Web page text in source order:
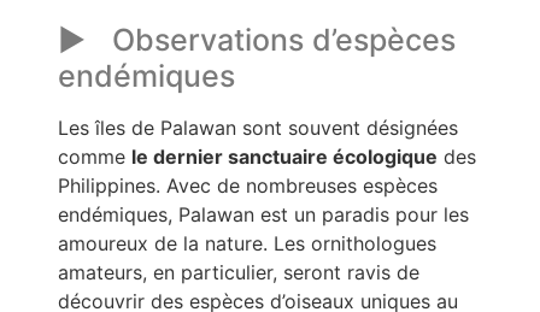
Observations d’espèces
endémiques
Les îles de Palawan sont souvent désignées
comme le dernier sanctuaire écologique des
Philippines. Avec de nombreuses espèces
endémiques, Palawan est un paradis pour les
amoureux de la nature. Les ornithologues
amateurs, en particulier, seront ravis de
découvrir des espèces d’oiseaux uniques au